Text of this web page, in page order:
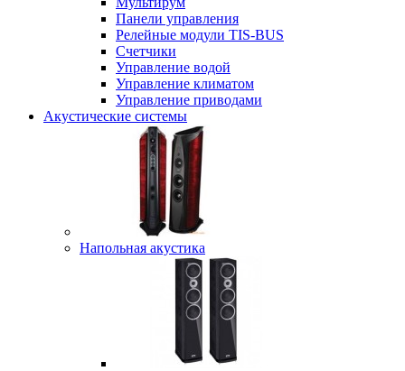
Панели управления
Релейные модули TIS-BUS
Счетчики
Управление водой
Управление климатом
Управление приводами
Акустические системы
Напольная акустика